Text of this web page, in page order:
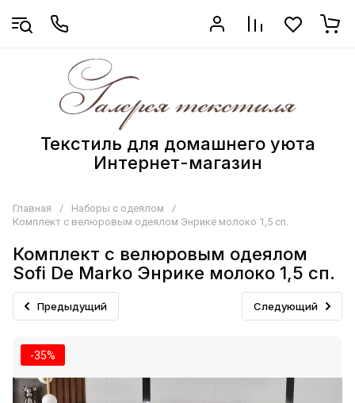
Текстиль для домашнего уюта
Интернет-магазин
Главная / Наборы с одеялом
/
Комплект с велюровым одеялом Энрике молоко 1,5 сп.
Комплект с велюровым одеялом
Sofi De Marko Энрике молоко 1,5 сп.
Предыдущий Следующий
-35%